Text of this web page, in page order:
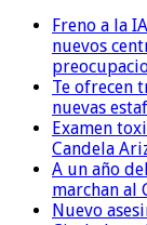
Freno a la
nuevos
Te ofrecen
nuevas
Examen
Candela
A un año
marchan al
Nuevo